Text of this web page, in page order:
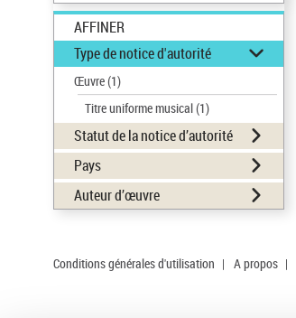
AFFINER
Type de notice d'autorité
Œuvre(1)
Titre uniforme musical(1)
Statut de la notice d’autorité
Pays
Auteur d’œuvre
Conditions générales d'utilisation | A propos |